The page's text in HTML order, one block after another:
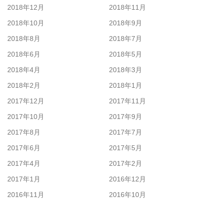
2018年12月
2018年11月
2018年10月
2018年9月
2018年8月
2018年7月
2018年6月
2018年5月
2018年4月
2018年3月
2018年2月
2018年1月
2017年12月
2017年11月
2017年10月
2017年9月
2017年8月
2017年7月
2017年6月
2017年5月
2017年4月
2017年2月
2017年1月
2016年12月
2016年11月
2016年10月